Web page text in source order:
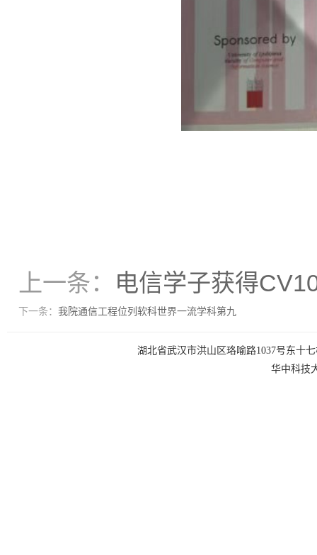
上一条： 电信学子获得
下一条： 我院通信工程位列软科世界一流学科第九
湖北省武汉市洪山区珞喻路1037号东十
华中科技